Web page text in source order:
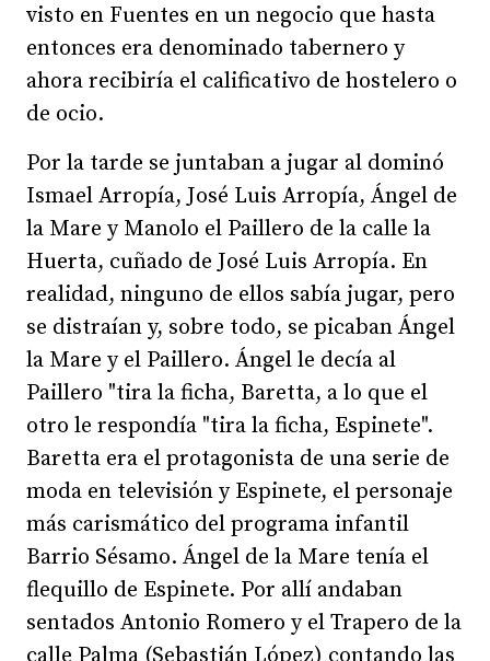
visto en Fuentes en un negocio que hasta
entonces era denominado tabernero y
ahora recibiría el calificativo de hostelero o
de ocio.
Por la tarde se juntaban a jugar al dominó
Ismael Arropía, José Luis Arropía, Ángel de
la Mare y Manolo el Paillero de la calle la
Huerta, cuñado de José Luis Arropía. En
realidad, ninguno de ellos sabía jugar, pero
se distraían y, sobre todo, se picaban Ángel
la Mare y el Paillero. Ángel le decía al
Paillero "tira la ficha, Baretta, a lo que el
otro le respondía "tira la ficha, Espinete".
Baretta era el protagonista de una serie de
moda en televisión y Espinete, el personaje
más carismático del programa infantil
Barrio Sésamo. Ángel de la Mare tenía el
flequillo de Espinete. Por allí andaban
sentados Antonio Romero y el Trapero de la
calle Palma (Sebastián López) contando las